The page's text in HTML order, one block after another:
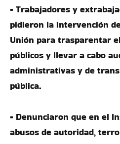
• Trabajadores y
pidieron la intervención
Unión para trasparentar
públicos y llevar a cabo
administrativas y de
pública.
• Denunciaron que en el
abusos de autoridad,